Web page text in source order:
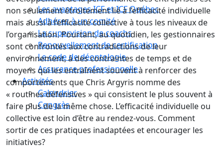
Les avantages ICF et ICF Québec
Adhérez à un comité
La supervision de coachs
Renouvellement de certification
Le code de déontologie
Assurance professionnelle
Activités
Calendrier
Congrès
non seulement étroitement lié à l’efficacité individuelle
mais aussi à l’efficacité collective à tous les niveaux de
l’organisation. Pourtant, au quotidien, les gestionnaires
sont confrontés aux contradictions de leur
environnement, à des contraintes de temps et de
moyens qui les entraînent souvent à renforcer des
comportements que Chris Argyris nomme des
« routines défensives » qui consistent le plus souvent à
faire plus de la même chose. L’efficacité individuelle ou
collective est loin d’être au rendez-vous. Comment
sortir de ces pratiques inadaptées et encourager les
initiatives?